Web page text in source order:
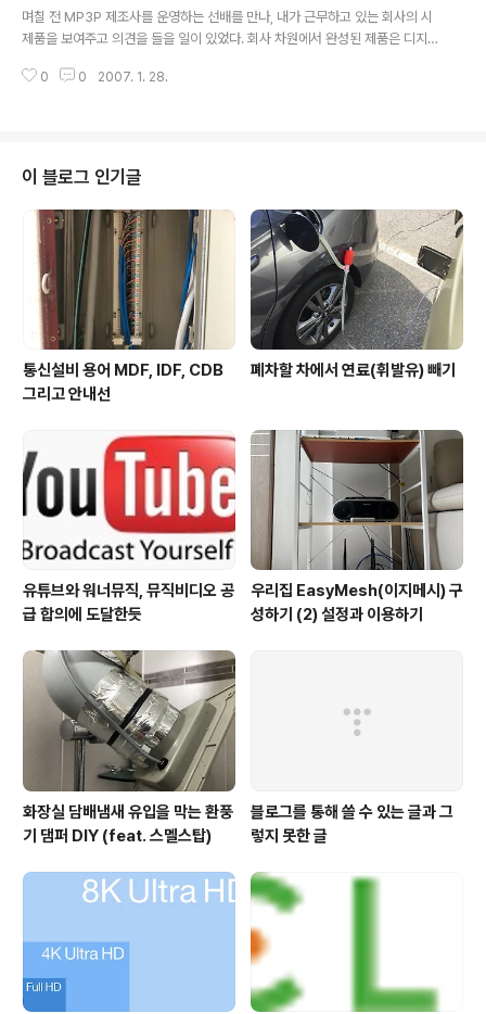
가 했던 것은 해킹이 아닌 옆집에서 사용하는 무선 AP에
접속해서 인터넷을 공짜로 사용한 것 뿐. (kbench : 옆집
의 모든 행위를 법의 해석에 따라 규제를 하기로 유명한 나
며칠 전 MP3P 제조사를 운영하는 선배를 만나, 내가 근무하고 있는 회사의 시
제품을 보여주고 의견을 들을 일이 있었다. 회사 차원에서 완성된 제품은 디지
운 화질을 제공하고 모듈 크기가 작은 편에 속하며, 그 외 여러 가지 차별적인 요
제품을 보여 주었을 때, 선배가 가장 먼저 물어본 것은 모듈의 원가였다. 물론 원
가를 그대로 밝힐 수는 없었지만, 대략의 가격을 이야기 했었다. 그러자 그 선배
의 반응은..
0 0 2007. 1. 28.
이 블로그 인기글
통신설비 용어 MDF, IDF, CDB
그리고 안내선
폐차할 차에서 연료(휘발유) 빼기
유튜브와 워너뮤직, 뮤직비디오 공
급 합의에 도달한듯
우리집 EasyMesh(이지메시) 구
성하기 (2) 설정과 이용하기
화장실 담배냄새 유입을 막는 환풍
기 댐퍼 DIY (feat. 스멜스탑)
블로그를 통해 쓸 수 있는 글과 그
렇지 못한 글